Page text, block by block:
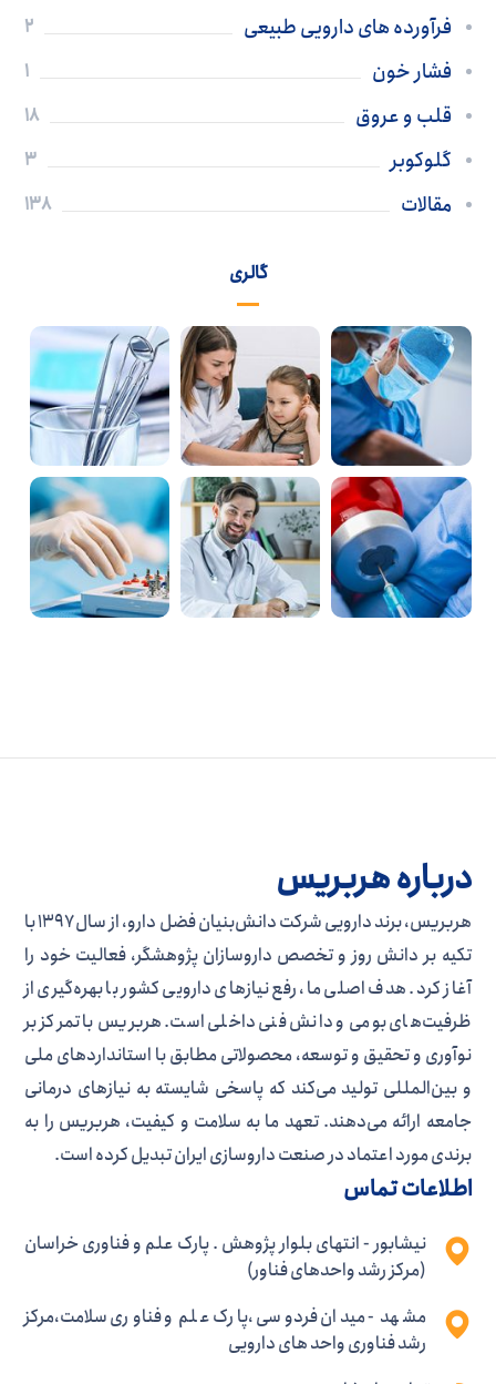
فرآورده های دارویی طبیعی 2
فشار خون 1
قلب و عروق 18
گلوکوبر 3
مقالات 138
گالری
درباره هربریس
هربریس، برند دارویی شرکت دانش‌بنیان فضل دارو، از سال ۱۳۹۷ با
تکیه بر دانش روز و تخصص داروسازان پژوهشگر، فعالیت خود را
آغاز کرد. هدف اصلی ما، رفع نیازهای دارویی کشور با بهره‌گیری از
ظرفیت‌های بومی و دانش فنی داخلی است. هربریس با تمرکز بر
نوآوری و تحقیق و توسعه، محصولاتی مطابق با استانداردهای ملی
و بین‌المللی تولید می‌کند که پاسخی شایسته به نیازهای درمانی
جامعه ارائه می‌دهند. تعهد ما به سلامت و کیفیت، هربریس را به
برندی مورد اعتماد در صنعت داروسازی ایران تبدیل کرده است.
اطلاعات تماس
نیشابور - انتهای بلوار پژوهش . پارک علم و فناوری خراسان
(مرکز رشد واحدهای فناور)
مشهد - میدان فردوسی ،پارک علم و فناوری سلامت،مرکز
رشد فناوری واحد های دارویی